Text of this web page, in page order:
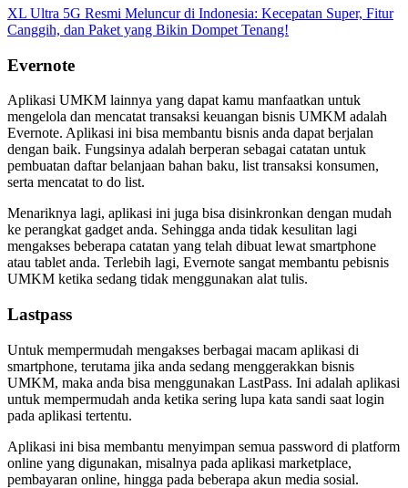
XL Ultra 5G Resmi Meluncur di Indonesia: Kecepatan Super, Fitur
Canggih, dan Paket yang Bikin Dompet Tenang!
Evernote
Aplikasi UMKM lainnya yang dapat kamu manfaatkan untuk
mengelola dan mencatat transaksi keuangan bisnis UMKM adalah
Evernote. Aplikasi ini bisa membantu bisnis anda dapat berjalan
dengan baik. Fungsinya adalah berperan sebagai catatan untuk
pembuatan daftar belanjaan bahan baku, list transaksi konsumen,
serta mencatat to do list.
Menariknya lagi, aplikasi ini juga bisa disinkronkan dengan mudah
ke perangkat gadget anda. Sehingga anda tidak kesulitan lagi
mengakses beberapa catatan yang telah dibuat lewat smartphone
atau tablet anda. Terlebih lagi, Evernote sangat membantu pebisnis
UMKM ketika sedang tidak menggunakan alat tulis.
Lastpass
Untuk mempermudah mengakses berbagai macam aplikasi di
smartphone, terutama jika anda sedang menggerakkan bisnis
UMKM, maka anda bisa menggunakan LastPass. Ini adalah aplikasi
untuk mempermudah anda ketika sering lupa kata sandi saat login
pada aplikasi tertentu.
Aplikasi ini bisa membantu menyimpan semua password di platform
online yang digunakan, misalnya pada aplikasi marketplace,
pembayaran online, hingga pada beberapa akun media sosial.